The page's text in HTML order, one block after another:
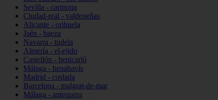
Sevilla - carmona
Ciudad-real - valdepeñas
Alicante - orihuela
Jaén - baeza
Navarra - tudela
Almería - el-ejido
Castellón - benicarló
Málaga - benahavís
Madrid - coslada
Barcelona - malgrat-de-mar
Málaga - antequera